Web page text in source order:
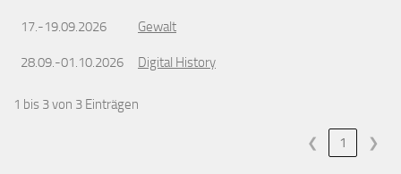
17.-19.09.2026 Gewalt
28.09.-01.10.2026 Digital History
1 bis 3 von 3 Einträgen
❮ 1 ❯